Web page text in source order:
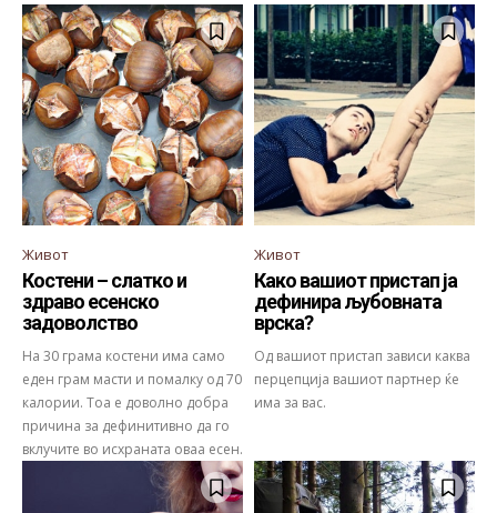
Живот
Костени – слатко и
здраво есенско
задоволство
На 30 грама костени има само
еден грам масти и помалку од 70
калории. Тоа е доволно добра
причина за дефинитивно да го
вклучите во исхраната оваа есен.
Живот
Како вашиот пристап ја
дефинира љубовната
врска?
Од вашиот пристап зависи каква
перцепција вашиот партнер ќе
има за вас.